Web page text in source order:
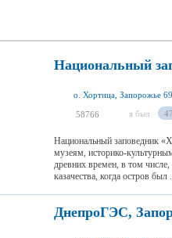
Национальный
о. Хортица, Запорожье
58766 я был 47
Национальный заповедник
музеям, историко-
древних времен, в том
казачества, когда остров был
ДнепроГЭС,